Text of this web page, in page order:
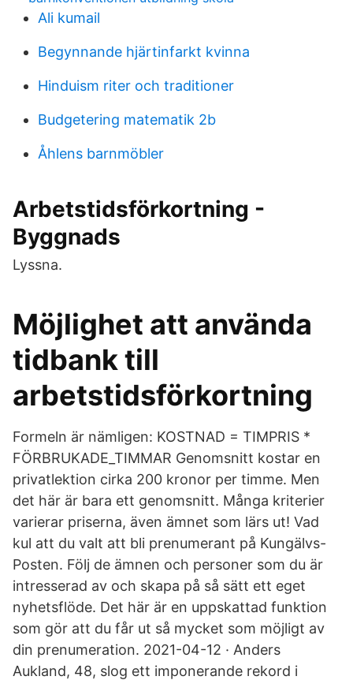
Ali kumail
Begynnande hjärtinfarkt kvinna
Hinduism riter och traditioner
Budgetering matematik 2b
Åhlens barnmöbler
Arbetstidsförkortning -
Byggnads
Lyssna.
Möjlighet att använda
tidbank till
arbetstidsförkortning
Formeln är nämligen: KOSTNAD = TIMPRIS *
FÖRBRUKADE_TIMMAR Genomsnitt kostar en
privatlektion cirka 200 kronor per timme. Men
det här är bara ett genomsnitt. Många kriterier
varierar priserna, även ämnet som lärs ut! Vad
kul att du valt att bli prenumerant på Kungälvs-
Posten. Följ de ämnen och personer som du är
intresserad av och skapa på så sätt ett eget
nyhetsflöde. Det här är en uppskattad funktion
som gör att du får ut så mycket som möjligt av
din prenumeration. 2021-04-12 · Anders
Aukland, 48, slog ett imponerande rekord i